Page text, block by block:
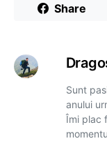
Share
Sunt
anului
Îmi plac